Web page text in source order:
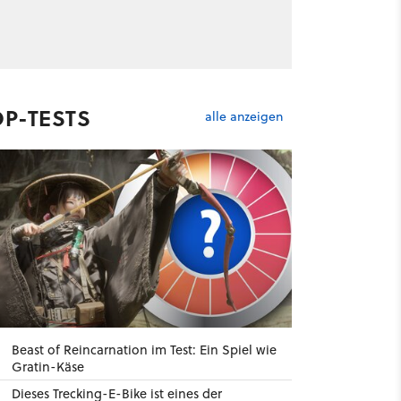
TESTS alle anzeigen
Beast of Reincarnation im Test: Ein Spiel wie
Gratin-Käse
Dieses Trecking-E-Bike ist eines der